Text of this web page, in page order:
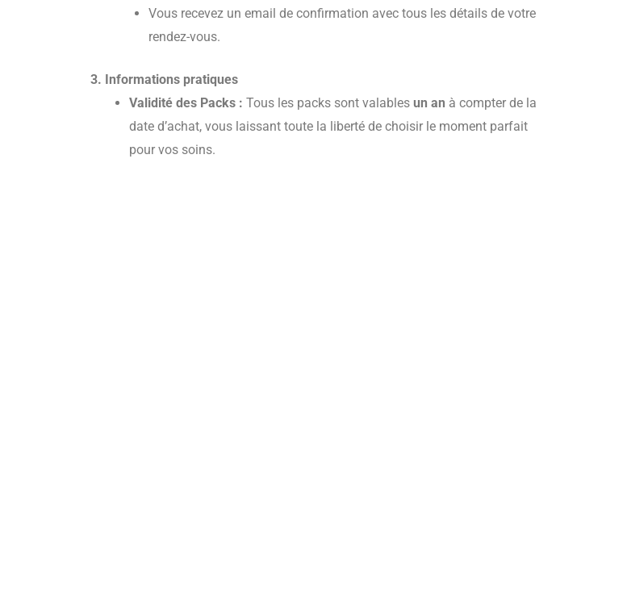
Vous recevez un email de confirmation avec tous les détails de votre
rendez-vous.
3. Informations pratiques
Validité des Packs : Tous les packs sont valables un an à compter de la
date d’achat, vous laissant toute la liberté de choisir le moment parfait
pour vos soins.